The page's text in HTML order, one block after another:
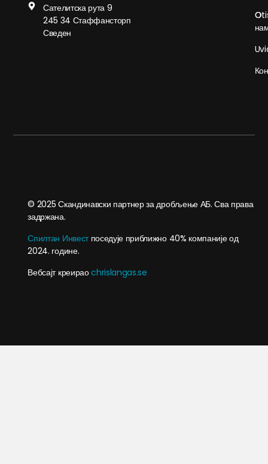
Сателитска рута 9
245 34 Стаффансторп
Сведен
О
© 2025 Скандинавски партнер за дробљење АБ. Сва права
задржана.
Спилтан Инвестпоседује приближно 40% компаније од
2024. године.
Вебсајт креираоchrislangas.se